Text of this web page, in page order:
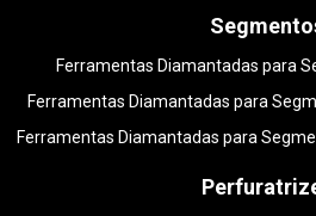
Ferramentas Diamantadas para
Ferramentas Diamantadas para
Ferramentas Diamantadas para